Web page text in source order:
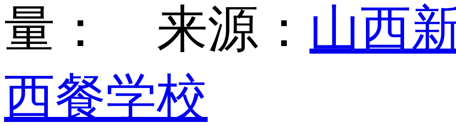
量：
来源： 山西
西餐学校